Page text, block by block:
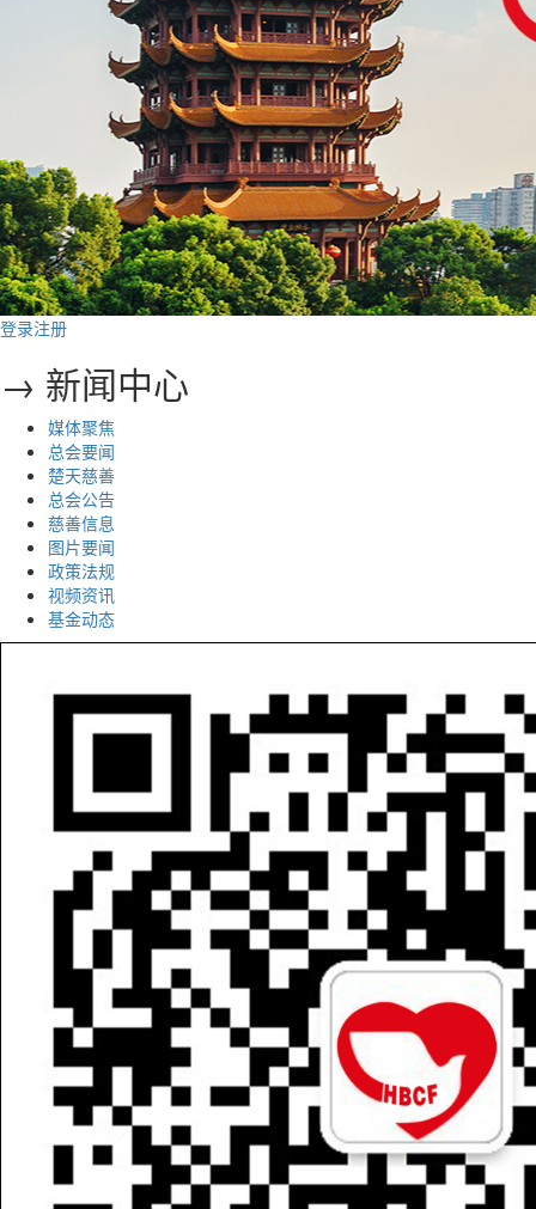
登录注册
→ 新闻中心
媒体聚焦
总会要闻
楚天慈善
总会公告
慈善信息
图片要闻
政策法规
视频资讯
基金动态